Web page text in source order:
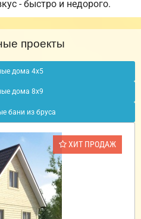
- быстро и недорого.
проекты
дома 4х5
дома 8х9
бани из бруса
ХИТ ПРОДАЖ